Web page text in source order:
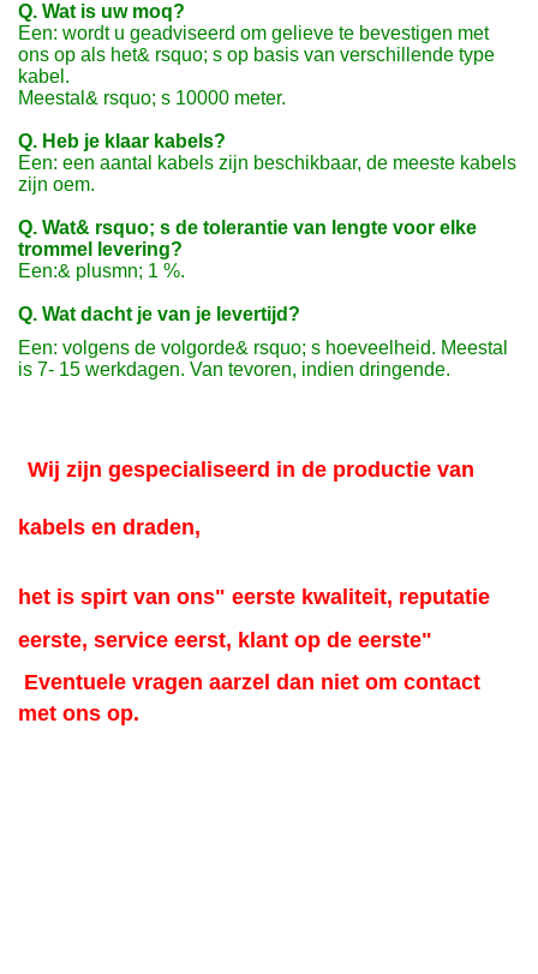
Q. Wat is uw moq?
Een: wordt u geadviseerd om gelieve te bevestigen met
ons op als het& rsquo; s op basis van verschillende type
kabel.
Meestal& rsquo; s 10000 meter.
Q. Heb je klaar kabels?
Een: een aantal kabels zijn beschikbaar, de meeste kabels
zijn oem.
Q. Wat& rsquo; s de tolerantie van lengte voor elke
trommel levering?
Een:& plusmn; 1 %.
Q. Wat dacht je van je levertijd?
Een: volgens de volgorde& rsquo; s hoeveelheid. Meestal
is 7- 15 werkdagen. Van tevoren, indien dringende.
Wij zijn gespecialiseerd in de productie van
kabels en draden,
het is spirt van ons" eerste kwaliteit, reputatie
eerste, service eerst, klant op de eerste"
Eventuele vragen aarzel dan niet om contact
met ons op.